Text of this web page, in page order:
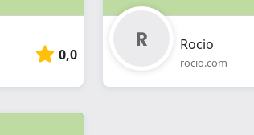
0,0
Rocio
rocio.com